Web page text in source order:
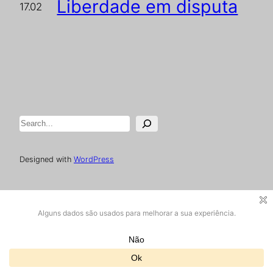
17.02 Liberdade em disputa
Pesquisar
Designed with WordPress